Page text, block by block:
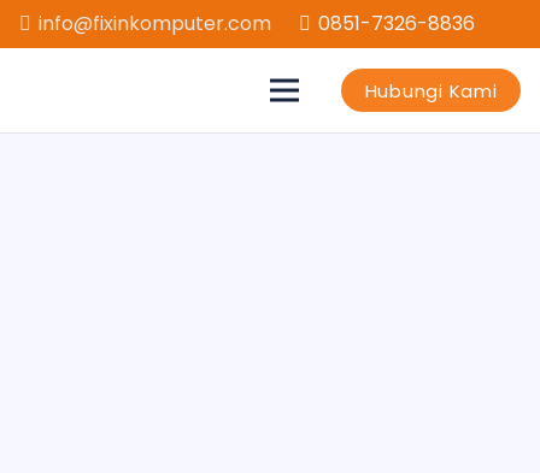
info@fixinkomputer.com 0851-7326-8836
Hubungi Kami